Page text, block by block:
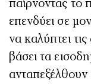
παίρνοντας το
επενδύει σε
να καλύπτει
βάσει τα